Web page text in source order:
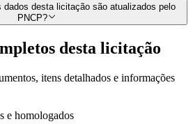
dados desta licitação são atualizados pelo
PNCP?
desta licitação
itens detalhados e informações
e homologados